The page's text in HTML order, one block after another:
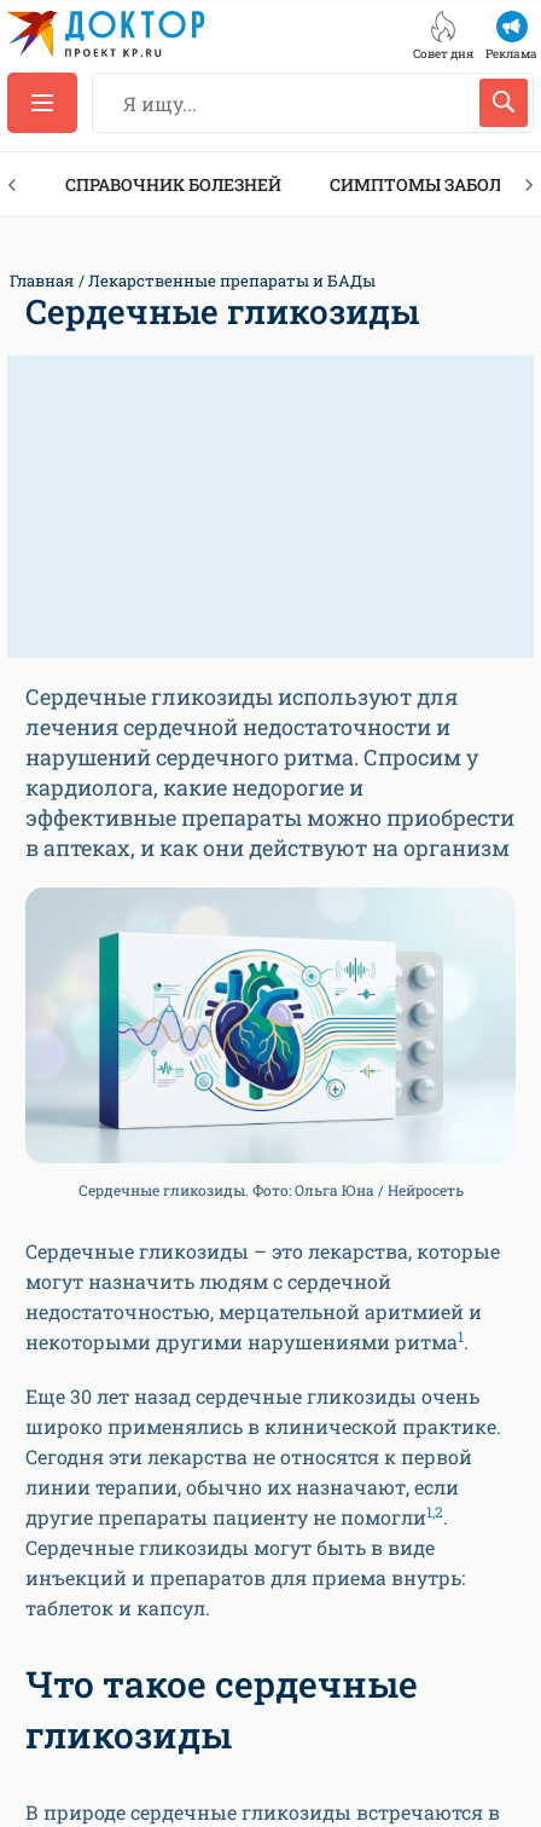
Совет дня Реклама
СПРАВОЧНИК БОЛЕЗНЕЙ СИМПТОМЫ
Главная Лекарственные препараты и БАДы
Сердечные гликозиды
Сердечные гликозиды используют для
лечения сердечной недостаточности и
нарушений сердечного ритма. Спросим у
кардиолога, какие недорогие и
эффективные препараты можно приобрести
в аптеках, и как они действуют на организм
Сердечные гликозиды. Фото: Ольга Юна / Нейросеть
Сердечные гликозиды – это лекарства, которые
могут назначить людям с сердечной
недостаточностью, мерцательной аритмией и
некоторыми другими нарушениями ритма1.
Еще 30 лет назад сердечные гликозиды очень
широко применялись в клинической практике.
Сегодня эти лекарства не относятся к первой
линии терапии, обычно их назначают, если
другие препараты пациенту не помогли1,2.
Сердечные гликозиды могут быть в виде
инъекций и препаратов для приема внутрь:
таблеток и капсул.
Что такое сердечные
гликозиды
В природе сердечные гликозиды встречаются в